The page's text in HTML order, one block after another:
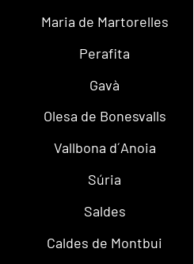
Maria de Martorelles
Perafita
Gavà
Olesa de Bonesvalls
Vallbona d´Anoia
Súria
Saldes
Caldes de Montbui